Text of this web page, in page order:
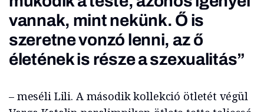
vannak, mint nekünk. Ő is
szeretne vonzó lenni, az ő
életének is része a szexualitás”
– meséli Lili. A második kollekció ötletét végül